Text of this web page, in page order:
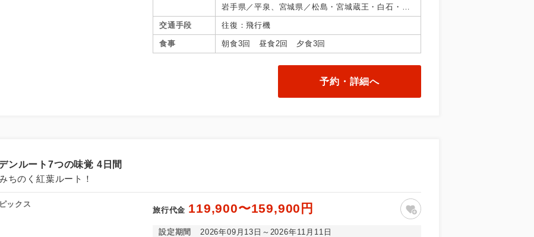
岩手県／平泉、宮城県／松島・宮城蔵王・白石・笹
谷、秋田県／十和田湖秋田県、山形県／上山、福島
県／猪苗代
交通手段 往復：飛行機
食事 朝食3回 昼食2回 夕食3回
予約・詳細へ
ンルート7つの味覚 4日間
ちのく紅葉ルート！
ックス
旅行代金 119,900〜159,900円
設定期間 2026年09月13日～2026年11月11日
同行
往路出発空港（駅）から復路到着空港（駅）まで同行しま
す。
現地到着空港（駅）から最終日出発空港（駅）まで添乗員が